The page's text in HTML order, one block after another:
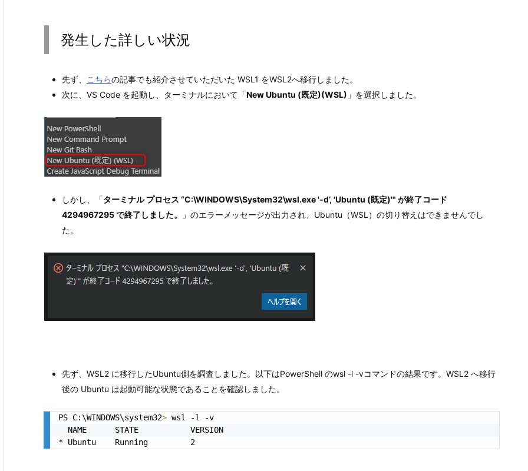
発生した詳しい状況
先ず、 こちらの記事でも紹介させていただいた WSL1 をWSL2へ移行しました。
次に、VS Code を起動し、ターミナルにおいて「New Ubuntu (既定)(WSL) 」を選択しました。
しかし、「ターミナル プロセス “C:\WINDOWS\System32\wsl.exe '-d’, 'Ubuntu (既定)'" が終了コード
4294967295 で終了しました。
」のエラーメッセージが出力され、Ubuntu（WSL）の切り替えはできませんでし
た。
先ず、WSL2 に移行したUbuntu側を調査しました。以下はPowerShell のwsl -l -vコマンドの結果です。WSL2 へ移行
後の Ubuntu は起動可能な状態であることを確認しました。
PS C:\WINDOWS\system32> wsl -l -v
  NAME      STATE           VERSION
* Ubuntu    Running         2